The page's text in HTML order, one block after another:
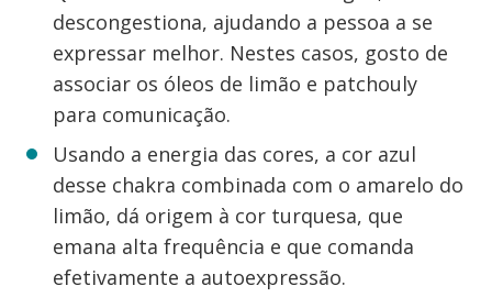
descongestiona, ajudando a pessoa a se
expressar melhor. Nestes casos, gosto de
associar os óleos de limão e patchouly
para comunicação.
Usando a energia das cores, a cor azul
desse chakra combinada com o amarelo do
limão, dá origem à cor turquesa, que
emana alta frequência e que comanda
efetivamente a autoexpressão.